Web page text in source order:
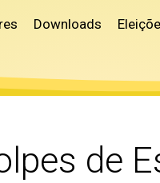
Downloads
de